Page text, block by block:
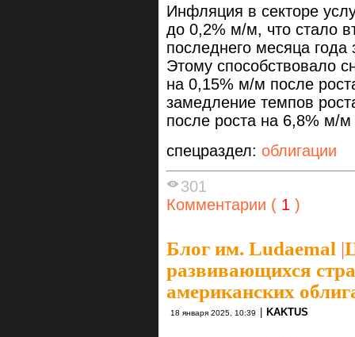
Инфляция в секторе
до 0,2% м/м, что стало
последнего месяца года
Этому способствовало
на 0,15% м/м после
замедление темпов
после роста на 6,8% м/
спецраздел: облигации
301
Комментарии ( 1 )
Блог им. Ludaemal |
развивающихся
американских
18 января 2025, 10:39 | KAKTUS